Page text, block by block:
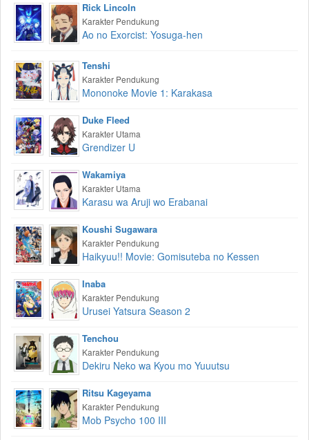
Rick Lincoln
Karakter Pendukung
Ao no Exorcist: Yosuga-hen
Tenshi
Karakter Pendukung
Mononoke Movie 1: Karakasa
Duke Fleed
Karakter Utama
Grendizer U
Wakamiya
Karakter Utama
Karasu wa Aruji wo Erabanai
Koushi Sugawara
Karakter Pendukung
Haikyuu!! Movie: Gomisuteba no Kessen
Inaba
Karakter Pendukung
Urusei Yatsura Season 2
Tenchou
Karakter Pendukung
Dekiru Neko wa Kyou mo Yuuutsu
Ritsu Kageyama
Karakter Pendukung
Mob Psycho 100 III